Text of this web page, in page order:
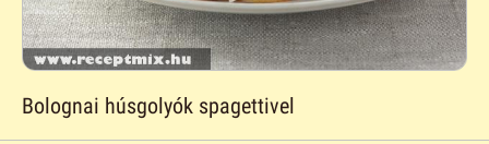
Bolognai húsgolyók spagettivel